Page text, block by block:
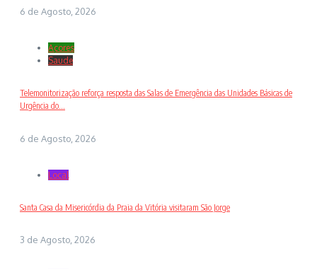
6 de Agosto, 2026
Açores
Saude
Telemonitorização reforça resposta das Salas de Emergência das Unidades Básicas de
Urgência do...
6 de Agosto, 2026
Local
Santa Casa da Misericórdia da Praia da Vitória visitaram São Jorge
3 de Agosto, 2026